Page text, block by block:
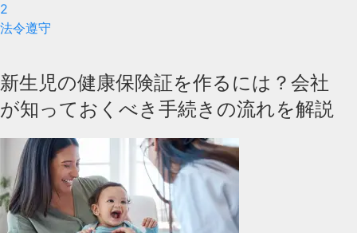
2
法令遵守
新生児の健康保険証を作るには？会社
が知っておくべき手続きの流れを解説